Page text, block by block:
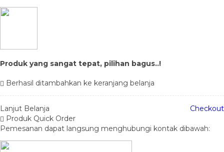
Produk yang sangat tepat, pilihan bagus..!
Berhasil ditambahkan ke keranjang belanja
Lanjut Belanja
Checkout
Produk Quick Order
Pemesanan dapat langsung menghubungi kontak dibawah: